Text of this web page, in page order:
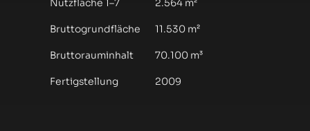
Nutzfläche 1–7 2.564 m²
Bruttogrundfläche 11.530 m²
Bruttorauminhalt 70.100 m³
Fertigstellung 2009